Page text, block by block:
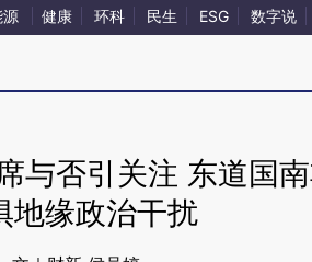
源 健康 环科 民生 ESG 数字说
与否引关注 东道国
地缘政治干扰